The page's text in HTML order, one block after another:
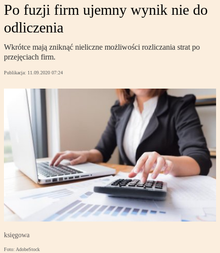
Po fuzji firm ujemny wynik nie do
odliczenia
Wkrótce mają zniknąć nieliczne możliwości rozliczania strat po
przejęciach firm.
Publikacja: 11.09.2020 07:24
księgowa
Foto: AdobeStock